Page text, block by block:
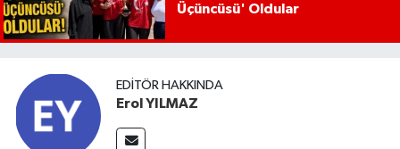
Üçüncüsü' Oldular
EDITÖR HAKKINDA
Erol YILMAZ